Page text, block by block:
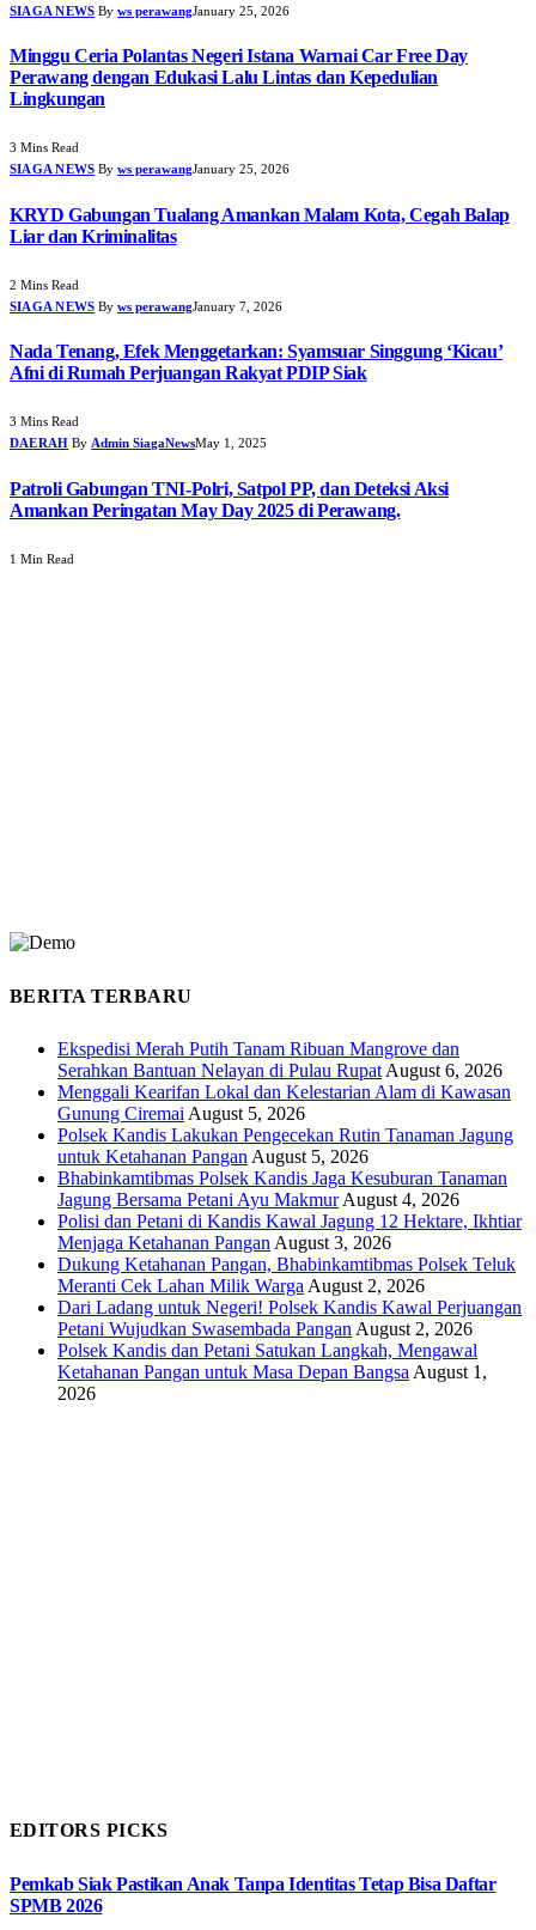
SIAGA NEWS By ws perawangJanuary 25, 2026
Minggu Ceria Polantas Negeri Istana Warnai Car Free Day
Perawang dengan Edukasi Lalu Lintas dan Kepedulian
Lingkungan
3 Mins Read
SIAGA NEWS By ws perawangJanuary 25, 2026
KRYD Gabungan Tualang Amankan Malam Kota, Cegah Balap
Liar dan Kriminalitas
2 Mins Read
SIAGA NEWS By ws perawangJanuary 7, 2026
Nada Tenang, Efek Menggetarkan: Syamsuar Singgung ‘Kicau’
Afni di Rumah Perjuangan Rakyat PDIP Siak
3 Mins Read
DAERAH By Admin SiagaNewsMay 1, 2025
Patroli Gabungan TNI-Polri, Satpol PP, dan Deteksi Aksi
Amankan Peringatan May Day 2025 di Perawang.
1 Min Read
BERITA TERBARU
Ekspedisi Merah Putih Tanam Ribuan Mangrove dan
Serahkan Bantuan Nelayan di Pulau Rupat August 6, 2026
Menggali Kearifan Lokal dan Kelestarian Alam di Kawasan
Gunung Ciremai August 5, 2026
Polsek Kandis Lakukan Pengecekan Rutin Tanaman Jagung
untuk Ketahanan Pangan August 5, 2026
Bhabinkamtibmas Polsek Kandis Jaga Kesuburan Tanaman
Jagung Bersama Petani Ayu Makmur August 4, 2026
Polisi dan Petani di Kandis Kawal Jagung 12 Hektare, Ikhtiar
Menjaga Ketahanan Pangan August 3, 2026
Dukung Ketahanan Pangan, Bhabinkamtibmas Polsek Teluk
Meranti Cek Lahan Milik Warga August 2, 2026
Dari Ladang untuk Negeri! Polsek Kandis Kawal Perjuangan
Petani Wujudkan Swasembada Pangan August 2, 2026
Polsek Kandis dan Petani Satukan Langkah, Mengawal
Ketahanan Pangan untuk Masa Depan Bangsa August 1,
2026
EDITORS PICKS
Pemkab Siak Pastikan Anak Tanpa Identitas Tetap Bisa Daftar
SPMB 2026